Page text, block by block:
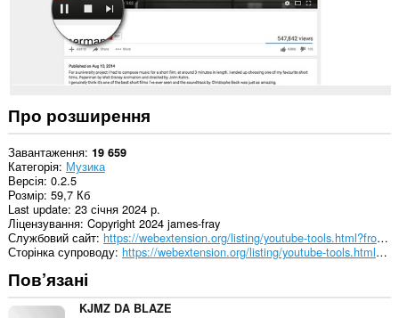
Про розширення
Завантаження 19 659
Категорія Музика
Версія 0.2.5
Розмір 59,7 Кб
Last update 23 січня 2024 р.
Ліцензування Copyright 2024 james-fray
Службовий сайт
https://webextension.org/listing/youtube-tools.html?from=stop-button
Сторінка супроводу
https://webextension.org/listing/youtube-tools.html?from=stop-button
Пов’язані
KJMZ DA BLAZE